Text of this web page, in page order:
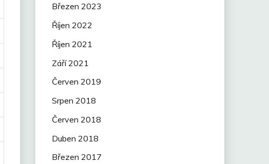
Březen 2023
Říjen 2022
Říjen 2021
Září 2021
Červen 2019
Srpen 2018
Červen 2018
Duben 2018
Březen 2017